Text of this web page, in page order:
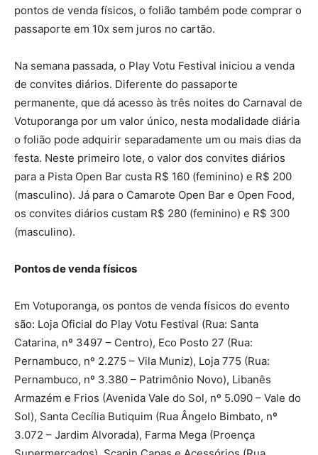
pontos de venda físicos, o folião também pode comprar o
passaporte em 10x sem juros no cartão.
Na semana passada, o Play Votu Festival iniciou a venda
de convites diários. Diferente do passaporte
permanente, que dá acesso às três noites do Carnaval de
Votuporanga por um valor único, nesta modalidade diária
o folião pode adquirir separadamente um ou mais dias da
festa. Neste primeiro lote, o valor dos convites diários
para a Pista Open Bar custa R$ 160 (feminino) e R$ 200
(masculino). Já para o Camarote Open Bar e Open Food,
os convites diários custam R$ 280 (feminino) e R$ 300
(masculino).
Pontos de venda físicos
Em Votuporanga, os pontos de venda físicos do evento
são: Loja Oficial do Play Votu Festival (Rua: Santa
Catarina, nº 3497 – Centro), Eco Posto 27 (Rua:
Pernambuco, nº 2.275 – Vila Muniz), Loja 775 (Rua:
Pernambuco, nº 3.380 – Patrimônio Novo), Libanês
Armazém e Frios (Avenida Vale do Sol, nº 5.090 – Vale do
Sol), Santa Cecília Butiquim (Rua Ângelo Bimbato, nº
3.072 – Jardim Alvorada), Farma Mega (Proença